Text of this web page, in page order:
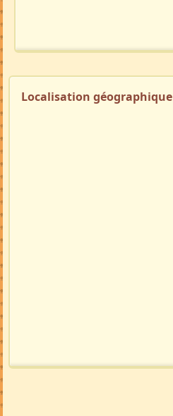
Localisation géographique